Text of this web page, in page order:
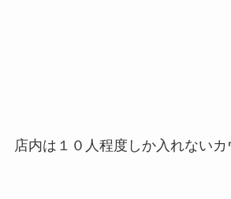
店内は１０人程度しか入れないカ